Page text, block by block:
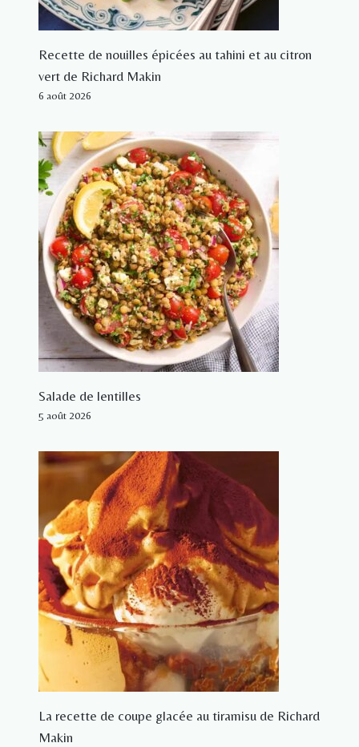
Recette de nouilles épicées au tahini et au citron
vert de Richard Makin
6 août 2026
Salade de lentilles
5 août 2026
La recette de coupe glacée au tiramisu de Richard
Makin